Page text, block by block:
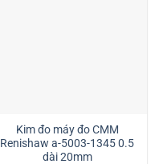
Kim đo máy đo CMM
Renishaw a-5003-1345 0.5
dài 20mm